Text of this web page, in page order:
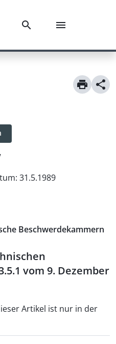
: 31.5.1989
Beschwerdekammern
vom 9. Dezember
Artikel ist nur in der